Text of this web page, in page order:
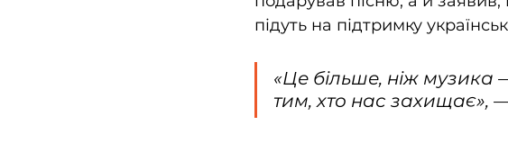
підуть на підтримку
«Це більше, ніж музика
тим, хто нас захищає»,